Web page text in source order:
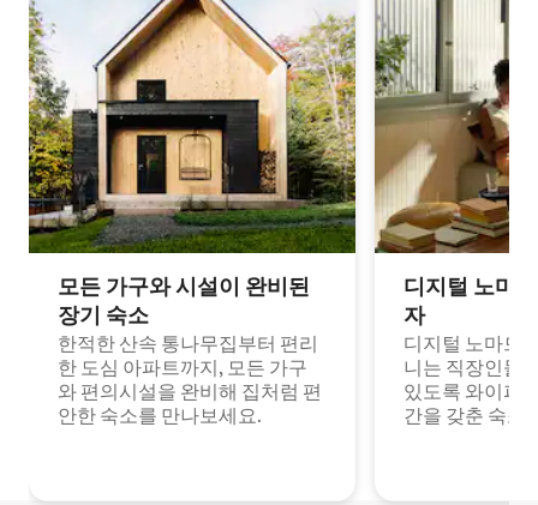
모든 가구와 시설이 완비된
장기 숙소
한적한 산속 통나무집부터 편리
한 도심 아파트까지, 모든 가구
와 편의시설을 완비해 집처럼 편
안한 숙소를 만나보세요.
디지털 노마
자
디지털 노마드
니는 직장인들
있도록 와이파
간을 갖춘 숙소